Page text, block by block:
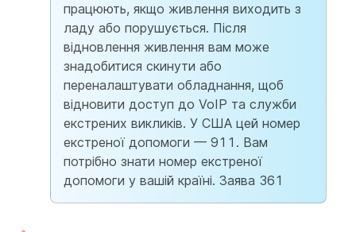
працюють, якщо живлення виходить з
ладу або порушується. Після
відновлення живлення вам може
знадобитися скинути або
переналаштувати обладнання, щоб
відновити доступ до VoIP та служби
екстрених викликів. У США цей номер
екстреної допомоги — 911. Вам
потрібно знати номер екстреної
допомоги у вашій країні. Заява 361